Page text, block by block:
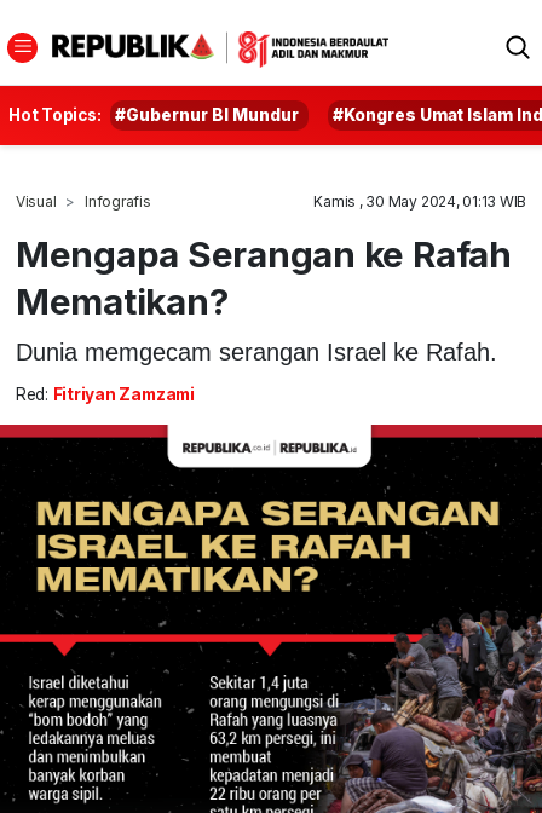
Hot Topics: #Gubernur BI Mundur #Kongres Umat Islam
Visual Infografis Kamis , 30 May 2024, 01:13 WIB
Mengapa Serangan ke Rafah
Mematikan?
Dunia memgecam serangan Israel ke Rafah.
Red: Fitriyan Zamzami